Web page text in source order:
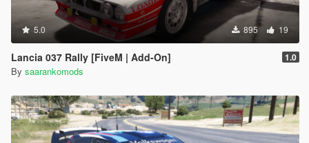
5.0 895 19
Lancia 037 Rally [FiveM | Add-On] 1.0
By saarankomods